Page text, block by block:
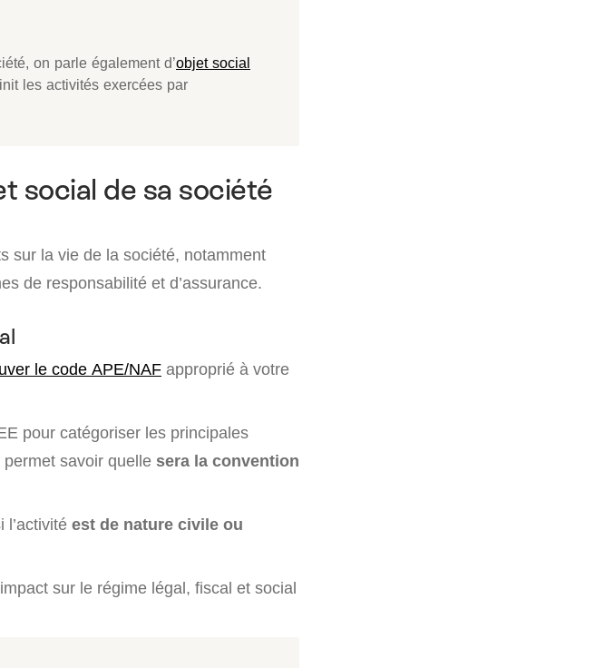
on parle également d’objet social
les activités exercées par
social de sa société
sur la vie de la société, notamment
de responsabilité et d’assurance.
le code APE/NAF approprié à votre
pour catégoriser les principales
savoir quelle sera la convention
l’activité est de nature civile ou
sur le régime légal, fiscal et social